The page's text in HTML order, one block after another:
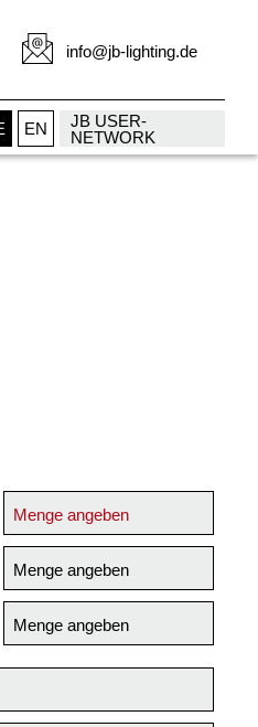
info@jb-lighting.de
EN
JB USER-
NETWORK